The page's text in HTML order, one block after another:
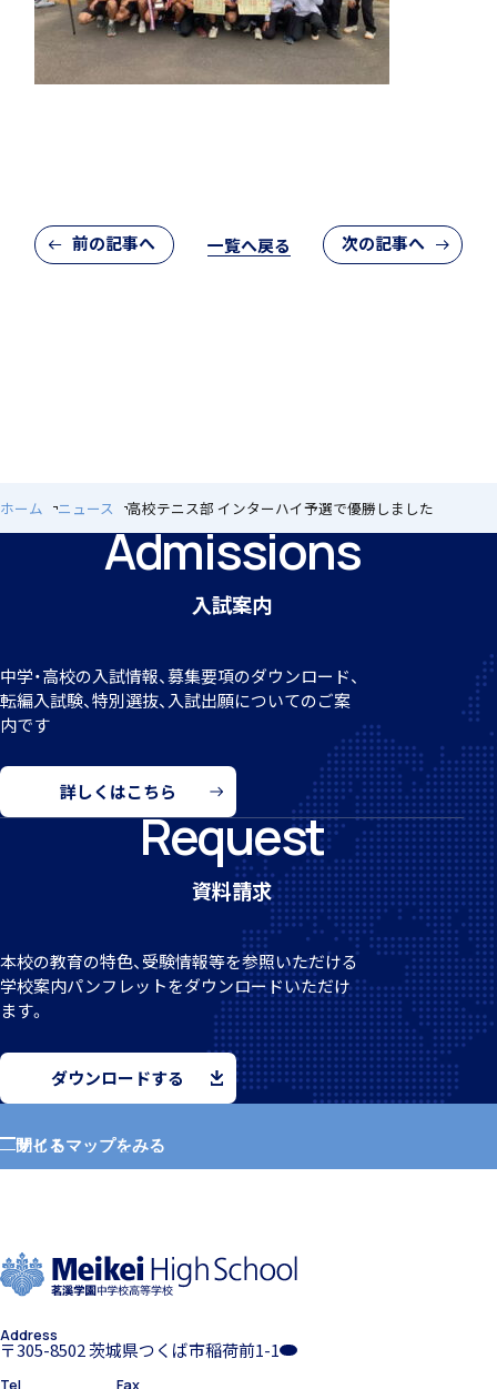
前の記事へ 一覧へ戻る 次の記事へ
ホーム ニュース 高校テニス部 インターハイ予選で優勝しました
Admissions
入試案内
中学・高校の入試情報、募集要項のダウンロード、
転編入試験、特別選抜、入試出願についてのご案
内です
詳しくはこちら
Request
資料請求
本校の教育の特色、受験情報等を参照いただける
学校案内パンフレットをダウンロードいただけ
ます。
ダウンロードする
サイトマップをみる
閉じる
学校長挨拶
Address
〒305-8502 茨城県つくば市稲荷前1-1
Tel Fax
キャンプ
クラブ活動
MEIKEI ART GALLERY
国際教育